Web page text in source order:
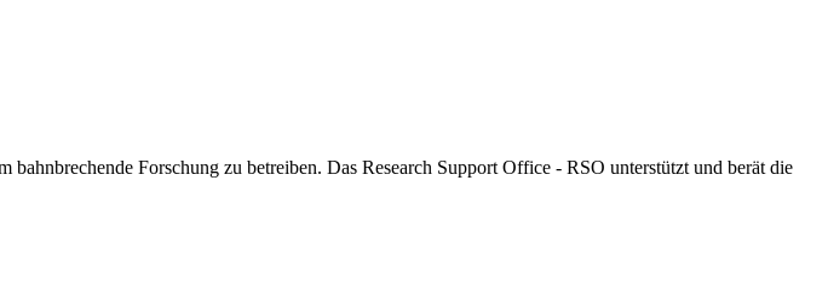
Forschung zu betreiben. Das Research Support Office - RSO unterstützt und berät die